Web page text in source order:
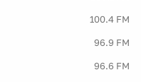
100.4 FM
96.9 FM
96.6 FM